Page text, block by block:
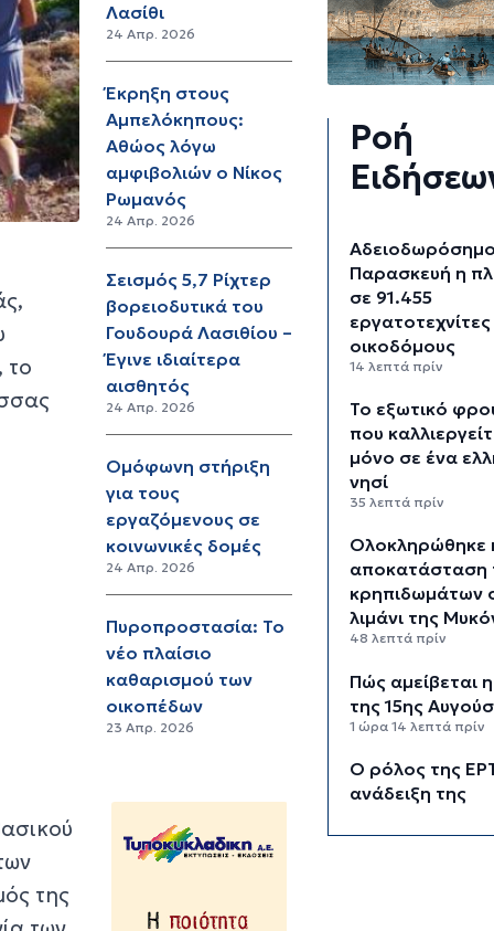
το
της
Λασίθι
24 Απρ. 2026
Έκρηξη στους
Αμπελόκηπους:
Αθώος λόγω
αμφιβολιών ο Νίκος
Ρωμανός
24 Απρ. 2026
Σεισμός 5,7 Ρίχτερ
βορειοδυτικά του
Γουδουρά Λασιθίου –
Έγινε ιδιαίτερα
αισθητός
24 Απρ. 2026
Ομόφωνη στήριξη
για τους
εργαζόμενους σε
κοινωνικές δομές
24 Απρ. 2026
Πυροπροστασία: Το
νέο πλαίσιο
καθαρισμού των
οικοπέδων
23 Απρ. 2026
Ροή
Παρασκευή η
σε 91.455
εργατοτεχνίτες
οικοδόμους
14 λεπτά πρίν
Το εξωτικό
που
μόνο σε ένα
νησί
35 λεπτά πρίν
Ολοκληρώθηκε
αποκατάσταση
κρηπιδωμάτων
λιμάνι της
48 λεπτά πρίν
Πώς αμείβεται
της 15ης
1 ώρα 14 λεπτά πρίν
Ο ρόλος της
ανάδειξη της
τουριστικής